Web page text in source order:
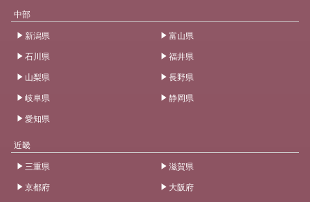
中部
新潟県
富山県
石川県
福井県
山梨県
長野県
岐阜県
静岡県
愛知県
近畿
三重県
滋賀県
京都府
大阪府